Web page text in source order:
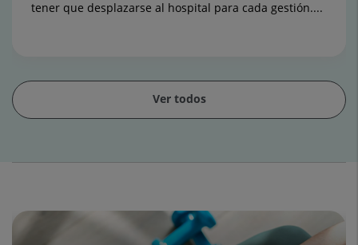
tener que desplazarse al hospital para cada gestión....
Ver todos
1